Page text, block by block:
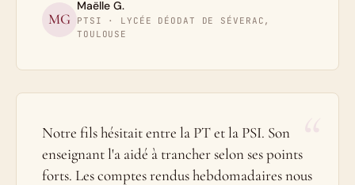
MG
Maëlle G.
PTSI · LYCÉE DÉODAT DE SÉVERAC,
TOULOUSE
“
Notre fils hésitait entre la PT et la PSI. Son
enseignant l'a aidé à trancher selon ses points
forts. Les comptes rendus hebdomadaires nous